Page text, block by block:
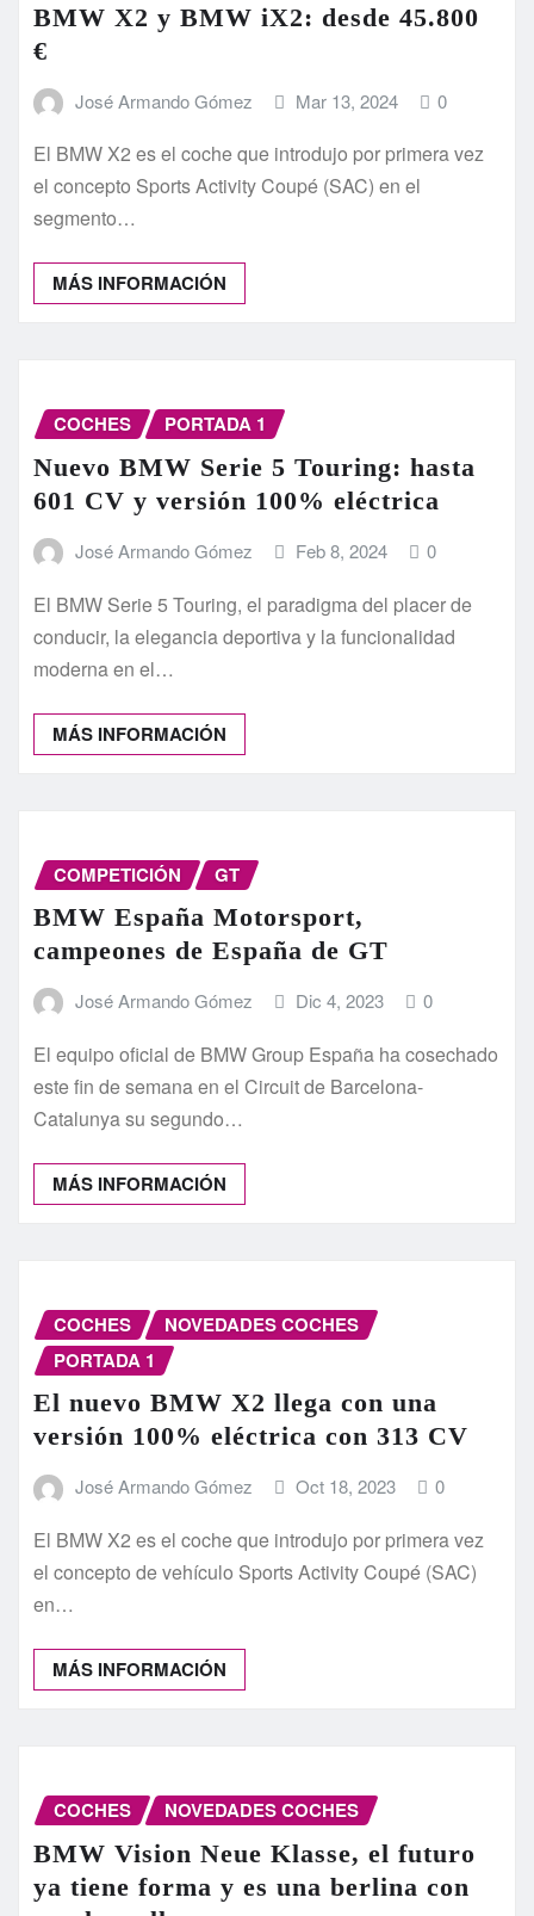
BMW X2 y BMW iX2: desde 45.800
€
José Armando Gómez Mar 13, 2024 0
El BMW X2 es el coche que introdujo por primera vez
el concepto Sports Activity Coupé (SAC) en el
segmento…
MÁS INFORMACIÓN
COCHES PORTADA 1
Nuevo BMW Serie 5 Touring: hasta
601 CV y versión 100% eléctrica
José Armando Gómez Feb 8, 2024 0
El BMW Serie 5 Touring, el paradigma del placer de
conducir, la elegancia deportiva y la funcionalidad
moderna en el…
MÁS INFORMACIÓN
COMPETICIÓN GT
BMW España Motorsport,
campeones de España de GT
José Armando Gómez Dic 4, 2023 0
El equipo oficial de BMW Group España ha cosechado
este fin de semana en el Circuit de Barcelona-
Catalunya su segundo…
MÁS INFORMACIÓN
COCHES
NOVEDADES COCHES
PORTADA 1
El nuevo BMW X2 llega con una
versión 100% eléctrica con 313 CV
José Armando Gómez Oct 18, 2023 0
El BMW X2 es el coche que introdujo por primera vez
el concepto de vehículo Sports Activity Coupé (SAC)
en…
MÁS INFORMACIÓN
COCHES NOVEDADES COCHES
BMW Vision Neue Klasse, el futuro
ya tiene forma y es una berlina con